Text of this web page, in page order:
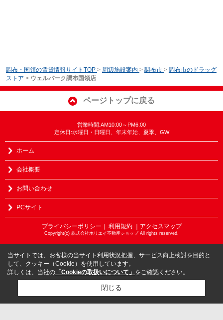
調布・国領の賃貸情報サイトTOP > 周辺施設案内 > 調布市 > 調布市のドラッグ
ストア > ウェルパーク調布国領店
ページトップに戻る
営業時間:AM10:00～PM6:00
定休日:水曜日・日曜日、年末年始、夏季、GW
ホーム
会社概要
お問い合わせ
PCサイト
プライバシーポリシー ｜ 利用規約 ｜アクセスマップ
Copyright(c) 株式会社ホリエイ不動産ショップ All rights reserved.
当サイトでは、お客様の当サイト利用状況把握、サービス向上検討を目的と
して、クッキー（Cookie）を使用しています。
詳しくは、当社の 「Cookieの取扱いについて」 をご確認ください。
閉じる